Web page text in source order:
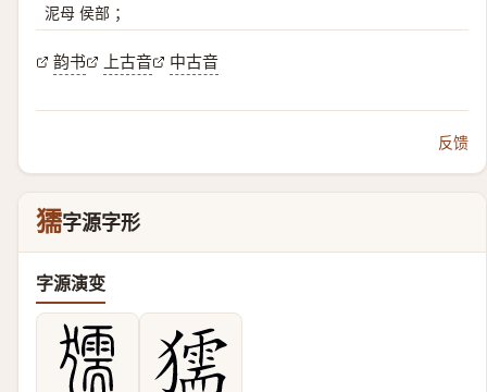
泥母 侯部 ；
韵书 上古音 中古音
反馈
獳字源字形
字源演变